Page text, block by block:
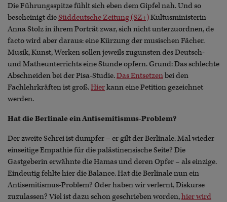
Die Führungsspitze fühlt sich eben dem Gipfel nah. Und so
bescheinigt dieSüddeutsche Zeitung (SZ+)Kultusministerin
Anna Stolz in ihrem Porträt zwar, sich nicht unterzuordnen, de
facto wird aber daraus: eine Kürzung der musischen Fächer.
Musik, Kunst, Werken sollen jeweils zugunsten des Deutsch-
und Matheunterrichts eine Stunde opfern. Grund: Das schlechte
Abschneiden bei der Pisa-Studie.Das Entsetzenbei den
Fachlehrkräften ist groß.Hierkann eine Petition gezeichnet
werden.
Hat die Berlinale ein Antisemitismus-Problem?
Der zweite Schrei ist dumpfer – er gilt der Berlinale. Mal wieder
einseitige Empathie für die palästinensische Seite? Die
Gastgeberin erwähnte die Hamas und deren Opfer – als einzige.
Eindeutig fehlte hier die Balance. Hat die Berlinale nun ein
Antisemitismus-Problem? Oder haben wir verlernt, Diskurse
zuzulassen? Viel ist dazu schon geschrieben worden,hier wird